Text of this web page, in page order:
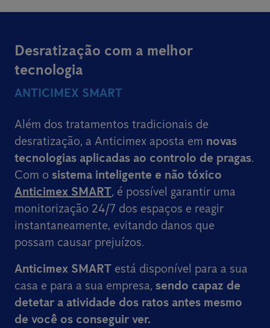
Desratização com a melhor
tecnologia
ANTICIMEX SMART
Além dos tratamentos tradicionais de
desratização, a Anticimex aposta em novas
tecnologias aplicadas ao controlo de pragas.
Com o sistema inteligente e não tóxico
Anticimex SMART, é possível garantir uma
monitorização 24/7 dos espaços e reagir
instantaneamente, evitando danos que
possam causar prejuízos.
Anticimex SMART está disponível para a sua
casa e para a sua empresa, sendo capaz de
detetar a atividade dos ratos antes mesmo
de você os conseguir ver.